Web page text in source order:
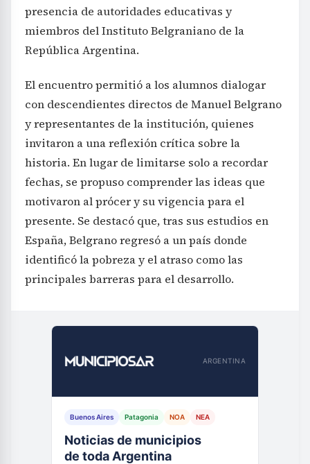
presencia de autoridades educativas y
miembros del Instituto Belgraniano de la
República Argentina.
El encuentro permitió a los alumnos dialogar
con descendientes directos de Manuel Belgrano
y representantes de la institución, quienes
invitaron a una reflexión crítica sobre la
historia. En lugar de limitarse solo a recordar
fechas, se propuso comprender las ideas que
motivaron al prócer y su vigencia para el
presente. Se destacó que, tras sus estudios en
España, Belgrano regresó a un país donde
identificó la pobreza y el atraso como las
principales barreras para el desarrollo.
ARGENTINA
Buenos Aires Patagonia NOA NEA
Noticias de municipios
de toda Argentina